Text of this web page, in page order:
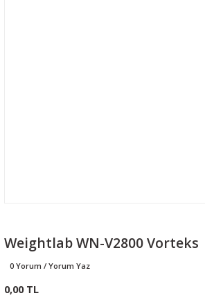
Weightlab WN-V2800 Vorteks
0 Yorum / Yorum Yaz
0,00 TL